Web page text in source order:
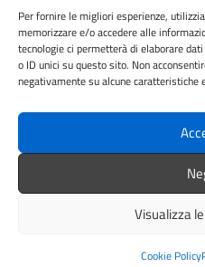
Per fornire le migliori esperienze,
memorizzare e/o accedere alle
tecnologie ci permetterà di elaborare
o ID unici su questo sito. Non
negativamente su alcune caratteristiche
Visualizza
Cookie Policy
Informativa privacy
Cookie Policy (UE)
Social Media Policy
Note legali
SEGUICI SU
Facebook YouTube
Redazione